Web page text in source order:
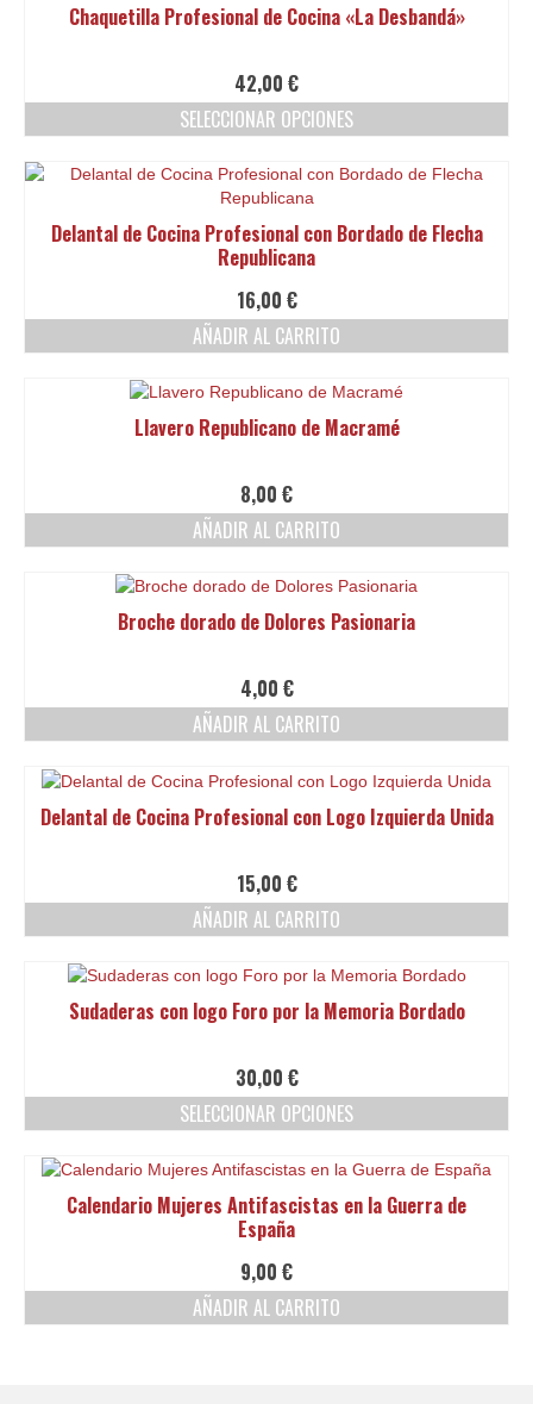
múltiples
Las
opciones
se
pueden
elegir
en
página
de
Chaquetilla Profesional de Cocina «La Desbandá»
42,00 €
SELECCIONAR OPCIONES
producto
tiene
variantes.
Las
opciones
se
pueden
en
página
Delantal de Cocina Profesional con Bordado de Flecha
Republicana
16,00 €
AÑADIR AL CARRITO
Llavero Republicano de Macramé
8,00 €
AÑADIR AL CARRITO
Broche dorado de Dolores Pasionaria
4,00 €
AÑADIR AL CARRITO
Delantal de Cocina Profesional con Logo Izquierda Unida
15,00 €
AÑADIR AL CARRITO
Sudaderas con logo Foro por la Memoria Bordado
30,00 €
SELECCIONAR OPCIONES
producto
múltiples
variantes.
Las
opciones
se
Calendario Mujeres Antifascistas en la Guerra de
España
9,00 €
AÑADIR AL CARRITO